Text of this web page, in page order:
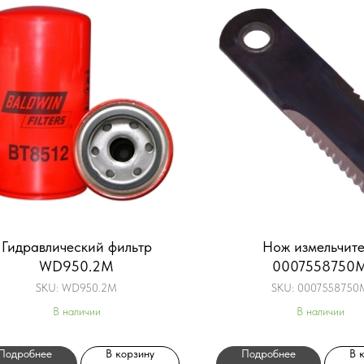
Гидравлический фильтр
WD950.2M
SKU: WD950.2M
В наличии
В корзину
Нож
SKU:
В наличии
Подробнее В